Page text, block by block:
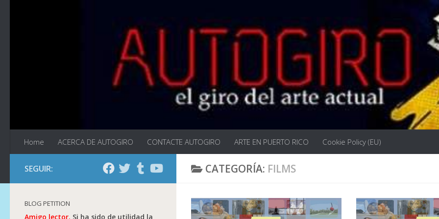
Home ACERCA DE AUTOGIRO CONTACTE AUTOGIRO ARTE EN PUERTO RICO Cookie Policy (EU)
CATEGORÍA: FILMS
SEGUIR:
BLOG PETITION
Amigo lector. Si ha sido de utilidad la